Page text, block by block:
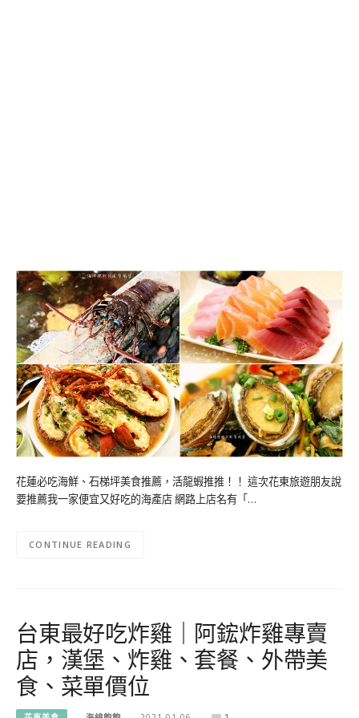
花蓮必吃海鮮、石梯坪美食推薦，活龍蝦推推！！ 這次花東旅遊朋友說
要推薦我一家便宜又好吃的海產店 網路上店名有「…
CONTINUE READING
台東最好吃炸雞｜阿鋐炸雞專賣
店，漢堡、炸雞、套餐、外帶美
食、菜單價位